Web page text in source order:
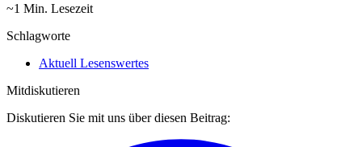
~1 Min. Lesezeit
Schlagworte
Aktuell Lesenswertes
Mitdiskutieren
Diskutieren Sie mit uns über diesen Beitrag: